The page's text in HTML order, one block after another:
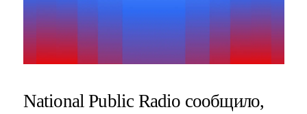
National Public Radio сообщило,